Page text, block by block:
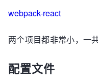
webpack-react
两个项目都非常小，一
配置文件